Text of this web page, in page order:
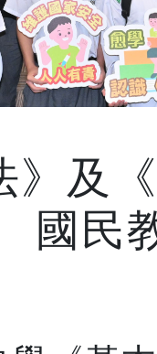
》及
國民